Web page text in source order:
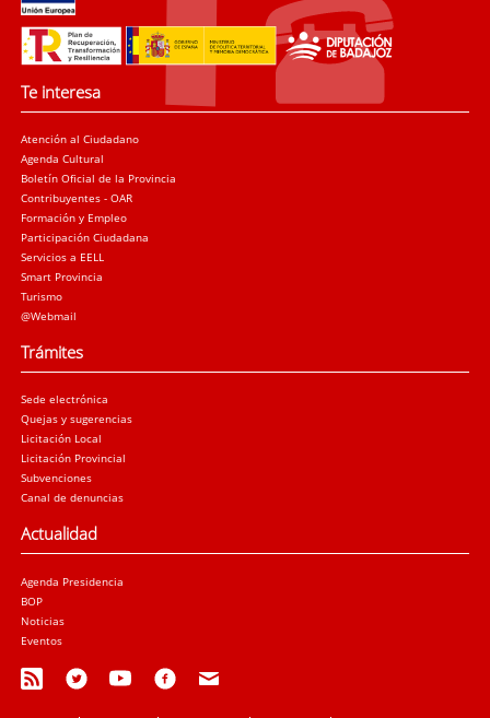
Te interesa
Atención al Ciudadano
Agenda Cultural
Boletín Oficial de la Provincia
Contribuyentes - OAR
Formación y Empleo
Participación Ciudadana
Servicios a EELL
Smart Provincia
Turismo
@Webmail
Trámites
Sede electrónica
Quejas y sugerencias
Licitación Local
Licitación Provincial
Subvenciones
Canal de denuncias
Actualidad
Agenda Presidencia
BOP
Noticias
Eventos